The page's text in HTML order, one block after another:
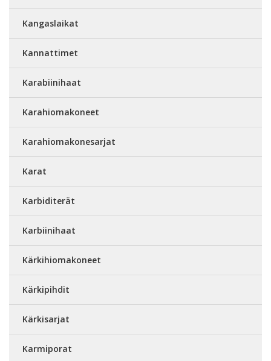
Kangaslaikat
Kannattimet
Karabiinihaat
Karahiomakoneet
Karahiomakonesarjat
Karat
Karbiditerät
Karbiinihaat
Kärkihiomakoneet
Kärkipihdit
Kärkisarjat
Karmiporat